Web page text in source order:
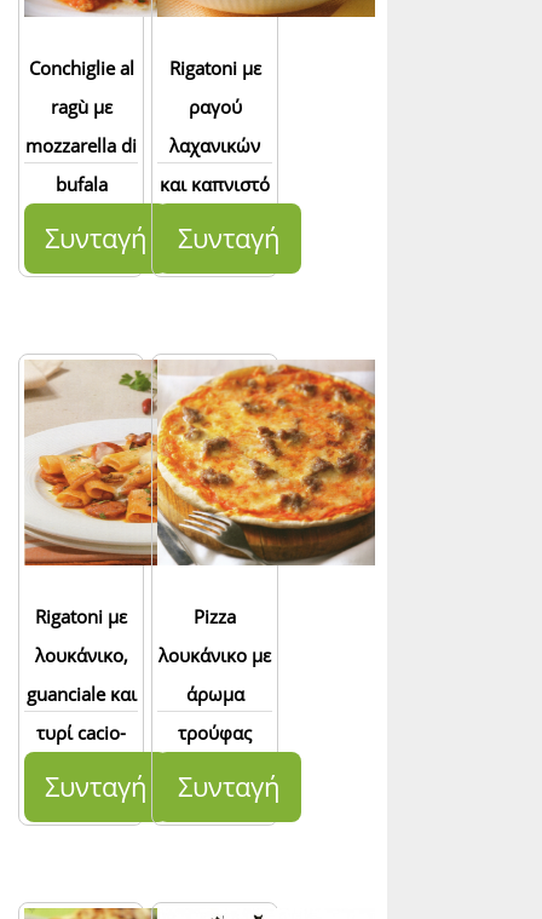
Conchiglie al
ragù με
mozzarella di
bufala
Συνταγή
Rigatoni με
ραγού
λαχανικών
και καπνιστό
Συνταγή
Rigatoni με
λουκάνικο,
guanciale και
τυρί cacio-
cavallo
Συνταγή
Pizza
λουκάνικο με
άρωμα
τρούφας
Συνταγή